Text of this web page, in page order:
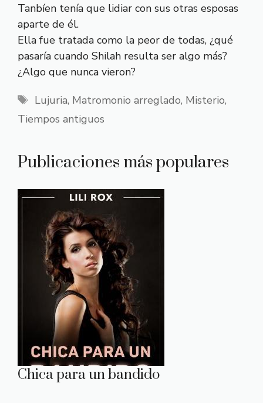
Tanbíen tenía que lidiar con sus otras esposas
aparte de él.
Ella fue tratada como la peor de todas, ¿qué
pasaría cuando Shilah resulta ser algo más?
¿Algo que nunca vieron?
Etiquetas
Lujuria, Matromonio arreglado, Misterio,
Tiempos antiguos
Publicaciones más populares
Chica para un bandido